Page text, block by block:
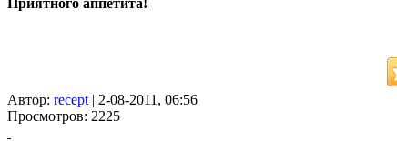
Автор: recept | 2-08-2011, 06:56
Просмотров: 2225